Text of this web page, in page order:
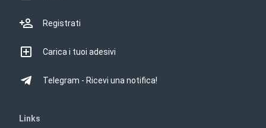
Registrati
Carica i tuoi adesivi
Telegram - Ricevi una notifica!
Links